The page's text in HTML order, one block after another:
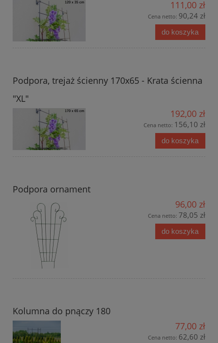
111,00 zł
Cena netto: 90,24 zł
do koszyka
Podpora, trejaż ścienny 170x65 - Krata ścienna
"XL"
192,00 zł
Cena netto: 156,10 zł
do koszyka
Podpora ornament
96,00 zł
Cena netto: 78,05 zł
do koszyka
Kolumna do pnączy 180
77,00 zł
Cena netto: 62,60 zł